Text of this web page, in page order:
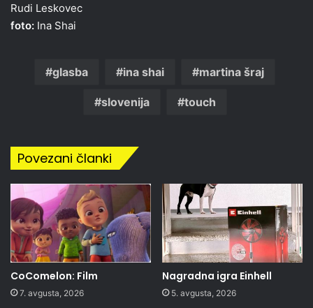
Rudi Leskovec
foto: Ina Shai
glasba ina shai martina šraj
slovenija touch
Povezani članki
CoComelon: Film
7. avgusta, 2026
Nagradna igra Einhell
5. avgusta, 2026